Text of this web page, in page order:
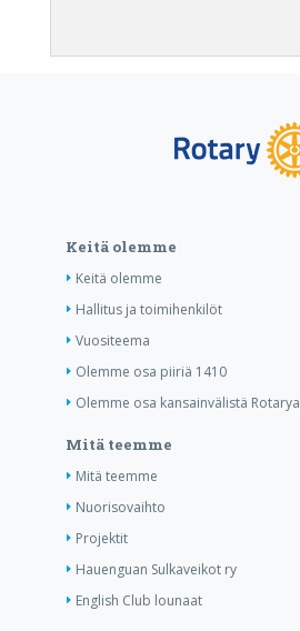
Keitä olemme
Keitä olemme
Hallitus ja toimihenkilöt
Vuositeema
Olemme osa piiriä 1410
Olemme osa kansainvälistä Rotarya
Mitä teemme
Mitä teemme
Nuorisovaihto
Projektit
Hauenguan Sulkaveikot ry
English Club lounaat